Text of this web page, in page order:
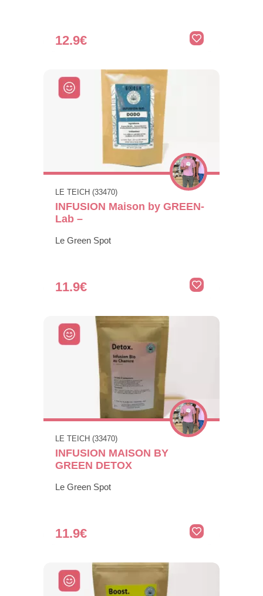
12.9€
LE TEICH (33470)
INFUSION Maison by GREEN-
Lab –
Le Green Spot
11.9€
LE TEICH (33470)
INFUSION MAISON BY
GREEN DETOX
Le Green Spot
11.9€